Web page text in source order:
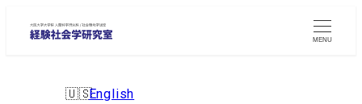
MENU
English